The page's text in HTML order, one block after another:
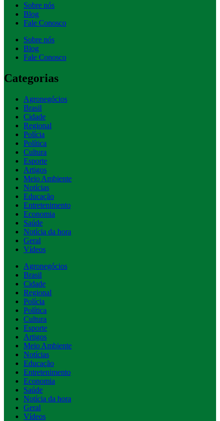
Sobre nós
Blog
Fale Conosco
Sobre nós
Blog
Fale Conosco
Categorias
Agronegócios
Brasil
Cidade
Regional
Polícia
Política
Cultura
Esporte
Artigos
Meio Ambiente
Notícias
Educação
Entretenimento
Economia
Saúde
Notícia da hora
Geral
Vídeos
Agronegócios
Brasil
Cidade
Regional
Polícia
Política
Cultura
Esporte
Artigos
Meio Ambiente
Notícias
Educação
Entretenimento
Economia
Saúde
Notícia da hora
Geral
Vídeos